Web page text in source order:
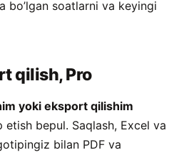
bo’lgan soatlarni va keyingi
qilish, Pro
yoki eksport qilishim
etish bepul. Saqlash, Excel va
bilan PDF va